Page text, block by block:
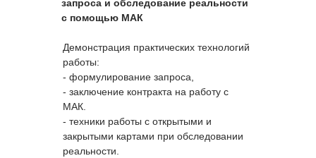
запроса и обследование реальности
с помощью МАК
Демонстрация практических технологий
работы:
- формулирование запроса,
- заключение контракта на работу с
МАК.
- техники работы с открытыми и
закрытыми картами при обследовании
реальности.